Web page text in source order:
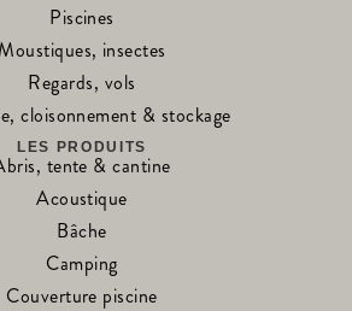
Piscines
Moustiques, insectes
Regards, vols
cloisonnement & stockage
LES PRODUITS
tente & cantine
Acoustique
Bâche
Camping
Couverture piscine